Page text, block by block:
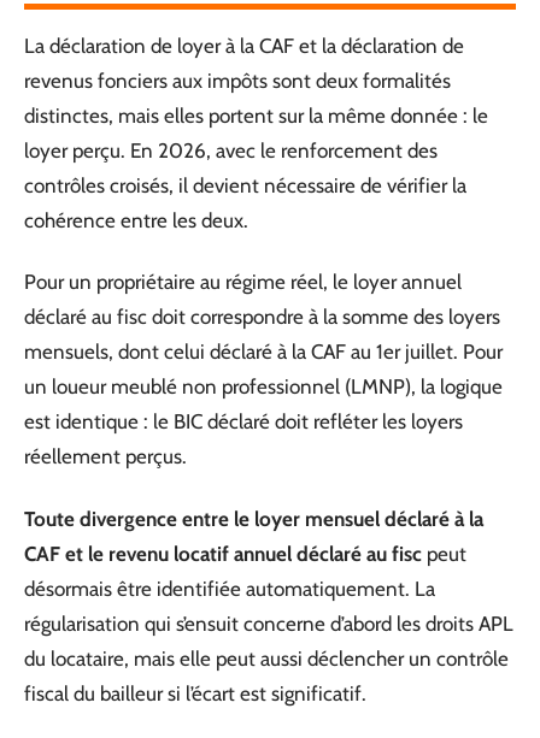
La déclaration de loyer à la CAF et la déclaration de
revenus fonciers aux impôts sont deux formalités
distinctes, mais elles portent sur la même donnée : le
loyer perçu. En 2026, avec le renforcement des
contrôles croisés, il devient nécessaire de vérifier la
cohérence entre les deux.
Pour un propriétaire au régime réel, le loyer annuel
déclaré au fisc doit correspondre à la somme des loyers
mensuels, dont celui déclaré à la CAF au 1er juillet. Pour
un loueur meublé non professionnel (LMNP), la logique
est identique : le BIC déclaré doit refléter les loyers
réellement perçus.
Toute divergence entre le loyer mensuel déclaré à la
CAF et le revenu locatif annuel déclaré au fisc peut
désormais être identifiée automatiquement. La
régularisation qui s’ensuit concerne d’abord les droits APL
du locataire, mais elle peut aussi déclencher un contrôle
fiscal du bailleur si l’écart est significatif.